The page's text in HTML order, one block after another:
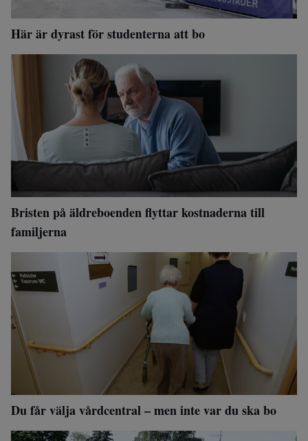
Här är dyrast för studenterna att bo
Bristen på äldreboenden flyttar kostnaderna till
familjerna
Du får välja vårdcentral – men inte var du ska bo